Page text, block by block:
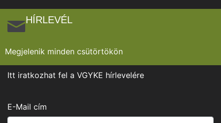
HÍRLEVÉL
Megjelenik minden csütörtökön
Itt iratkozhat fel a VGYKE hírlevelére
E-Mail cím